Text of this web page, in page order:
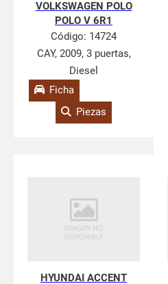
VOLKSWAGEN POLO
POLO V 6R1
Código: 14724
CAY, 2009, 3 puertas,
Diesel
Ficha
Piezas
HYUNDAI ACCENT